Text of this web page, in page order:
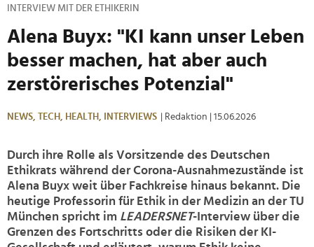
INTERVIEW MIT DER ETHIKERIN
Alena Buyx: "KI kann unser Leben
besser machen, hat aber auch
zerstörerisches Potenzial"
NEWS, TECH, HEALTH, INTERVIEWS | Redaktion | 15.06.2026
Durch ihre Rolle als Vorsitzende des Deutschen
Ethikrats während der Corona-Ausnahmezustände ist
Alena Buyx weit über Fachkreise hinaus bekannt. Die
heutige Professorin für Ethik in der Medizin an der TU
München spricht im LEADERSNET-Interview über die
Grenzen des Fortschritts oder die Risiken der KI-